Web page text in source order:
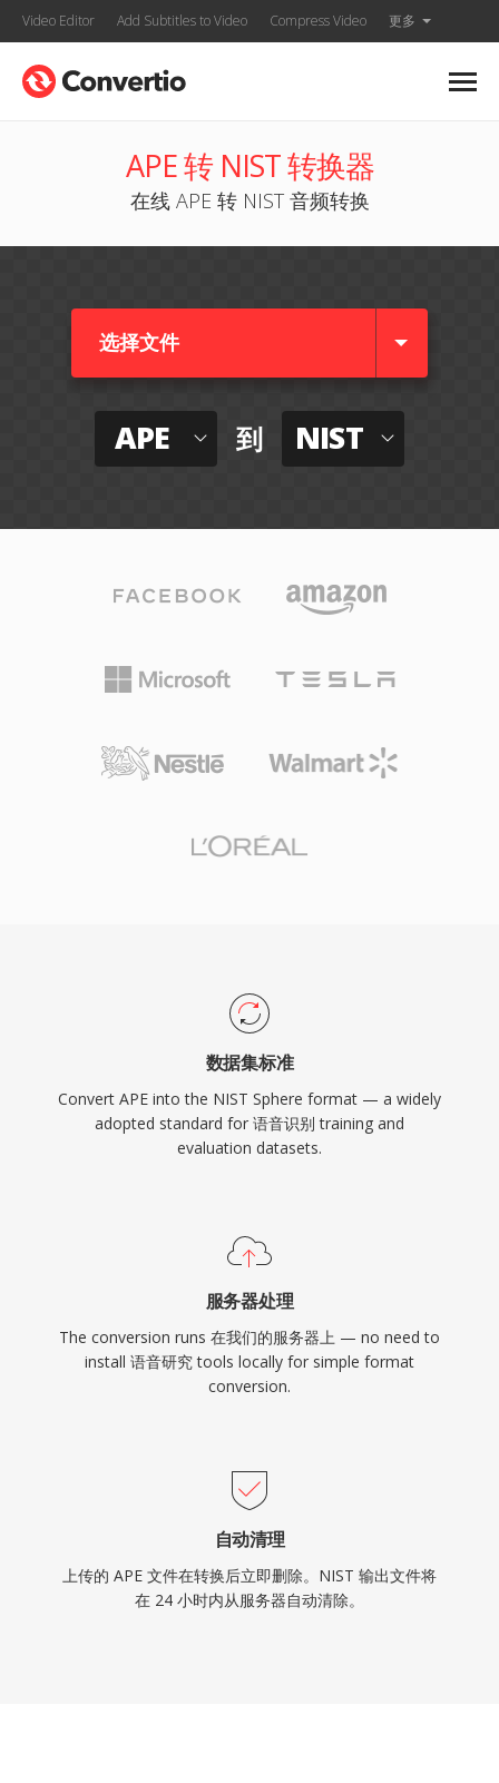
Video Editor Add Subtitles to Video Compress Video 更多
APE 转 NIST 转换器
在线 APE 转 NIST 音频转换
选择文件
APE 到 NIST
数据集标准
Convert APE into the NIST Sphere format — a widely
adopted standard for 语音识别 training and
evaluation datasets.
服务器处理
The conversion runs 在我们的服务器上 — no need to
install 语音研究 tools locally for simple format
conversion.
自动清理
上传的 APE 文件在转换后立即删除。NIST 输出文件将
在 24 小时内从服务器自动清除。